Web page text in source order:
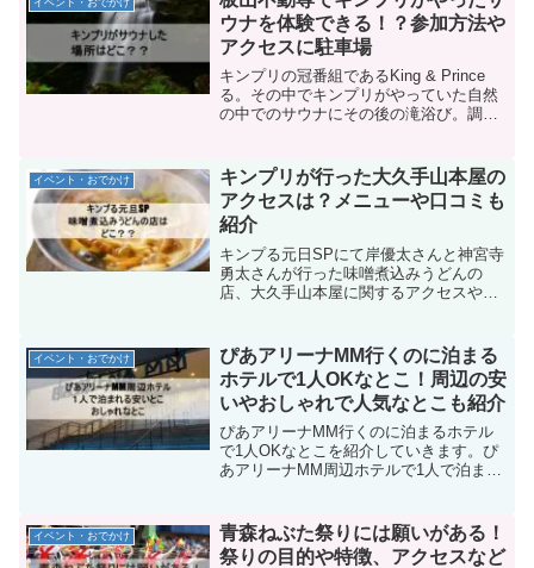
イベント・おでかけ
ウナを体験できる！？参加方法や
アクセスに駐車場
キンプリの冠番組であるKing & Prince
る。その中でキンプリがやっていた自然
の中でのサウナにその後の滝浴び。調べ
るイベントがあることが判明。そこで、
どうやって参加するのか。アクセスや駐
車場などの情報をシェアします。自然の
中でのサウナを体験したい方も、キンプ
リと同じことがしてみたい！なんて方
も、気になる方は読んでみて下さい。
イベント・おでかけ
キンプリが行った大久手山本屋の
アクセスは？メニューや口コミも
紹介
キンプる元日SPにて岸優太さんと神宮寺
勇太さんが行った味噌煮込みうどんの
店、大久手山本屋に関するアクセスやメ
てみたいと思ったので、調べたのをシェ
アしたいと思います。
イベント・おでかけ
ぴあアリーナMM行くのに泊まる
ホテルで1人OKなとこ！周辺の安
いやおしゃれで人気なとこも紹介
ぴあアリーナMM行くのに泊まるホテル
で1人OKなとこを紹介していきます。ぴ
あアリーナMM周辺ホテルで1人で泊まれ
周辺ホテルでおしゃれなとこ。を紹介し
ていきます。
イベント・おでかけ
青森ねぶた祭りには願いがある！
祭りの目的や特徴、アクセスなど